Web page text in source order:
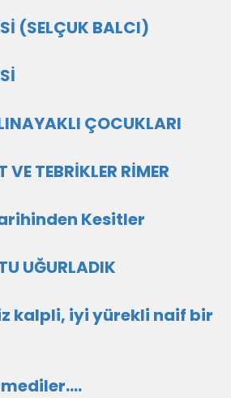
(SELÇUK BALCI)
ÇOCUKLARI
TEBRİKLER RİMER
Kesitler
UĞURLADIK
kalpli, iyi yürekli naif bir